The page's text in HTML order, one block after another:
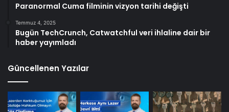
Paranormal Cuma filminin vizyon tarihi değişti
Temmuz 4, 2025
Bugün TechCrunch, Catwatchful veri ihlaline dair bir
haber yayımladı
Güncellenen Yazılar